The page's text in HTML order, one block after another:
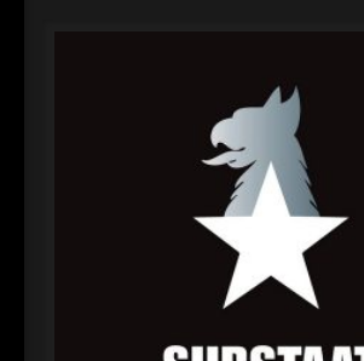
Rattenfänger
Oberer Totpunkt
Dia De Los Muertos
Oberer Totpunkt
Alltag macht tot
Oberer Totpunkt
Die Krieger
Oberer Totpunkt
Imperator
Oberer Totpunkt
Oberer Totpunkt